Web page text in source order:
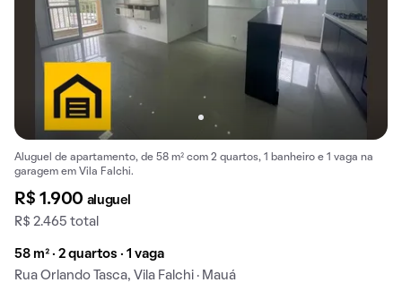
Aluguel de apartamento, de 58 m² com 2 quartos, 1 banheiro e 1 vaga na
garagem em Vila Falchi.
R$ 1.900 aluguel
R$ 2.465 total
58 m² · 2 quartos · 1 vaga
Rua Orlando Tasca, Vila Falchi · Mauá